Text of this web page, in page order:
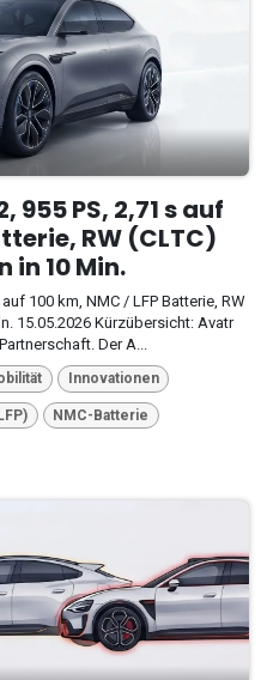
955 PS, 2,71 s auf
RW (CLTC)
in 10 Min.
100 km, NMC / LFP Batterie, RW
15.05.2026 Kürzübersicht: Avatr
Der A...
Innovationen
NMC-Batterie